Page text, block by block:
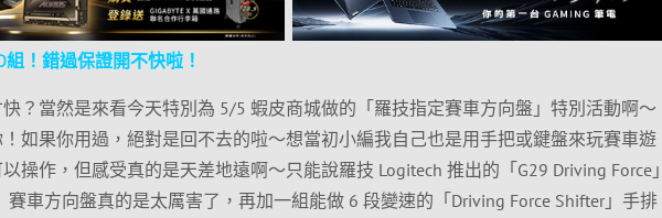
！錯過保證開不快啦！
？當然是來看今天特別為 5/5 蝦皮商城做的「羅技指定賽車方向盤」特別活動啊～
如果你用過，絕對是回不去的啦～想當初小編我自己也是用手把或鍵盤來玩賽車遊
操作，但感受真的是天差地遠啊～只能說羅技 Logitech 推出的「G29 Driving Force」
賽車方向盤真的是太厲害了，再加一組能做 6 段變速的「Driving Force Shifter」手排